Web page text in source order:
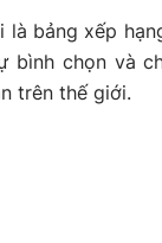
là bảng xếp
bình chọn và
trên thế giới.